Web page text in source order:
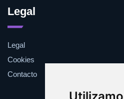
Legal
Legal
Cookies
Contacto